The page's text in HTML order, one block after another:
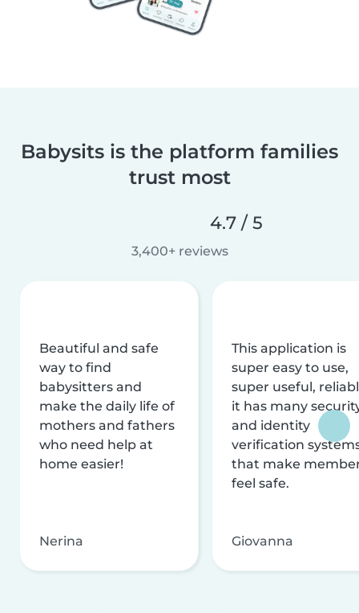
Babysits is the platform families
trust most
4.7 / 5
3,400+ reviews
Beautiful and safe
way to find
babysitters and
make the daily life of
mothers and fathers
who need help at
home easier!
Nerina
This application is
super easy to use,
super useful,
it has many
and identity
verification
that make
feel safe.
Giovanna